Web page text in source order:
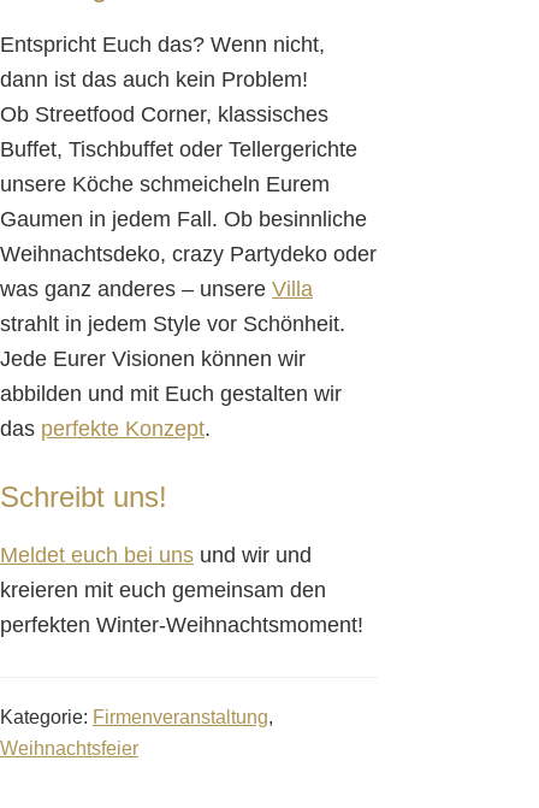
Entspricht Euch das? Wenn nicht,
dann ist das auch kein Problem!
Ob Streetfood Corner, klassisches
Buffet, Tischbuffet oder Tellergerichte
unsere Köche schmeicheln Eurem
Gaumen in jedem Fall. Ob besinnliche
Weihnachtsdeko, crazy Partydeko oder
was ganz anderes – unsere Villa
strahlt in jedem Style vor Schönheit.
Jede Eurer Visionen können wir
abbilden und mit Euch gestalten wir
das perfekte Konzept.
Schreibt uns!
Meldet euch bei uns und wir und
kreieren mit euch gemeinsam den
perfekten Winter-Weihnachtsmoment!
Kategorie: Firmenveranstaltung,
Weihnachtsfeier